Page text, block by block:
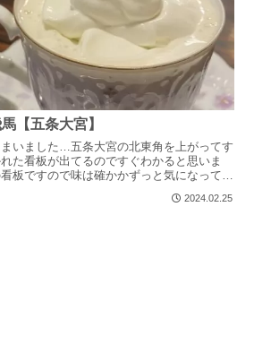
【五条大宮】
いました…五条大宮の北東角を上がってす
た看板が出てるのですぐわかると思いま
板ですので味は確かかずっと気になってい
2024.02.25